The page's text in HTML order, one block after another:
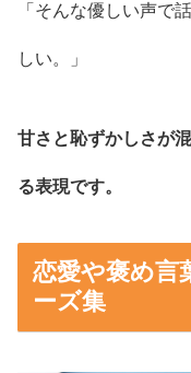
「そんな優しい声
しい。」
甘さと恥ずかしさが
る表現です。
恋愛や褒め言
ーズ集